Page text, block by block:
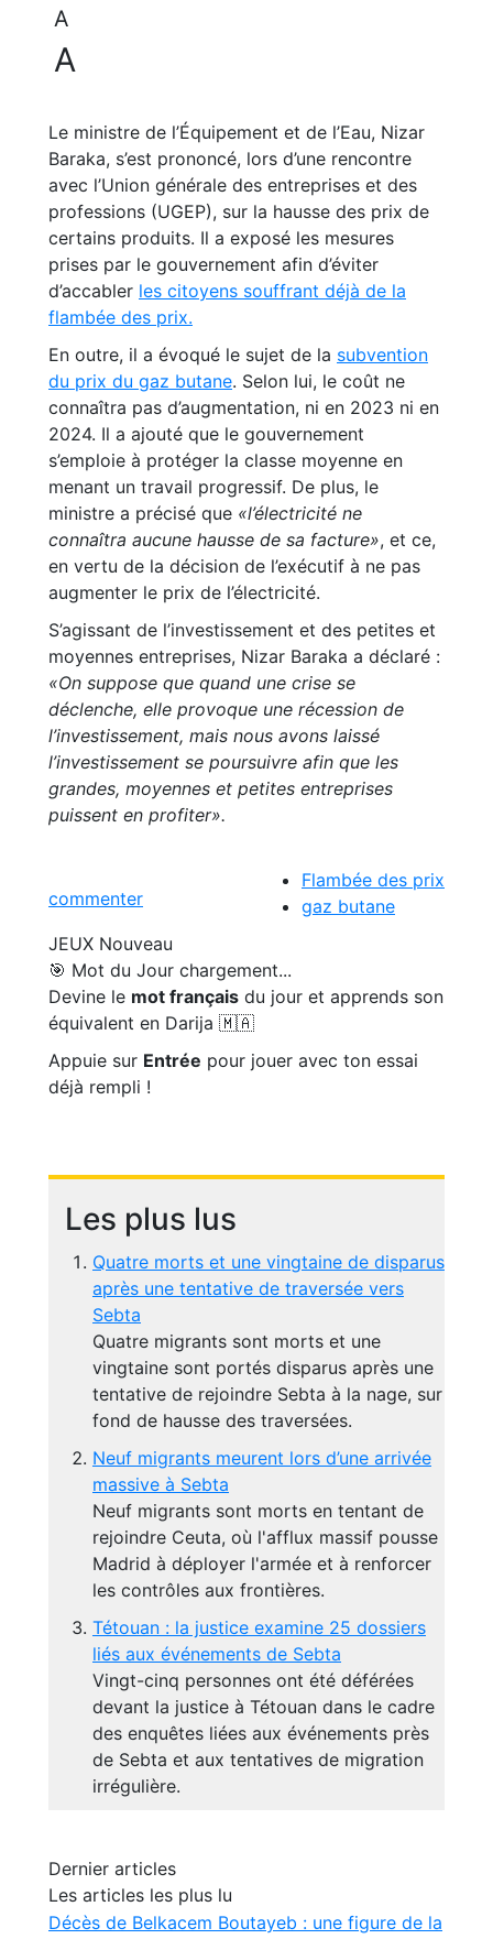
A
A
Le ministre de l’Équipement et de l’Eau, Nizar
Baraka, s’est prononcé, lors d’une rencontre
avec l’Union générale des entreprises et des
professions (UGEP), sur la hausse des prix de
certains produits. Il a exposé les mesures
prises par le gouvernement afin d’éviter
d’accabler les citoyens souffrant déjà de la
flambée des prix.
En outre, il a évoqué le sujet de la subvention
du prix du gaz butane. Selon lui, le coût ne
connaîtra pas d’augmentation, ni en 2023 ni en
2024. Il a ajouté que le gouvernement
s’emploie à protéger la classe moyenne en
menant un travail progressif. De plus, le
ministre a précisé que «l’électricité ne
connaîtra aucune hausse de sa facture», et ce,
en vertu de la décision de l’exécutif à ne pas
augmenter le prix de l’électricité.
S’agissant de l’investissement et des petites et
moyennes entreprises, Nizar Baraka a déclaré :
«On suppose que quand une crise se
déclenche, elle provoque une récession de
l’investissement, mais nous avons laissé
l’investissement se poursuivre afin que les
grandes, moyennes et petites entreprises
puissent en profiter».
commenter
Flambée des prix
gaz butane
JEUX Nouveau
🎯 Mot du Jour chargement...
Devine le mot français du jour et apprends son
équivalent en Darija 🇲🇦
Appuie sur Entrée pour jouer avec ton essai
déjà rempli !
Les plus lus
Quatre morts et une vingtaine de disparus
après une tentative de traversée vers
Sebta
Quatre migrants sont morts et une
vingtaine sont portés disparus après une
tentative de rejoindre Sebta à la nage, sur
fond de hausse des traversées.
Neuf migrants meurent lors d’une arrivée
massive à Sebta
Neuf migrants sont morts en tentant de
rejoindre Ceuta, où l'afflux massif pousse
Madrid à déployer l'armée et à renforcer
les contrôles aux frontières.
Tétouan : la justice examine 25 dossiers
liés aux événements de Sebta
Vingt-cinq personnes ont été déférées
devant la justice à Tétouan dans le cadre
des enquêtes liées aux événements près
de Sebta et aux tentatives de migration
irrégulière.
Dernier articles
Les articles les plus lu
Décès de Belkacem Boutayeb : une figure de la